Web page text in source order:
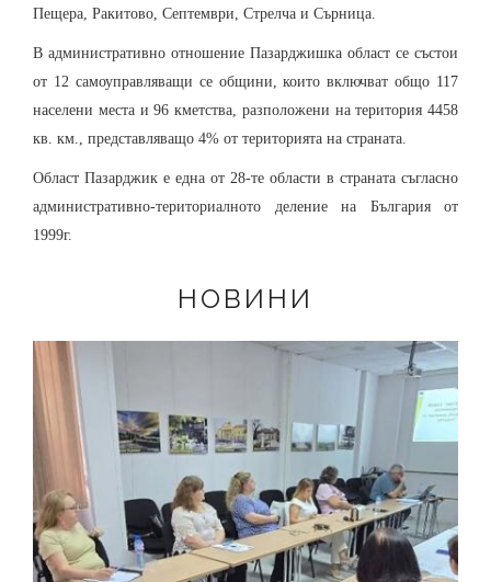
Пещера, Ракитово, Септември, Стрелча и Сърница.
В административно отношение Пазарджишка област се състои
от 12 самоуправляващи се общини, които включват общо 117
населени места и 96 кметства, разположени на територия 4458
кв. км., представляващо 4% от територията на страната.
Област Пазарджик е една от 28-те области в страната съгласно
административно-териториалното деление на България от
1999г.
НОВИНИ